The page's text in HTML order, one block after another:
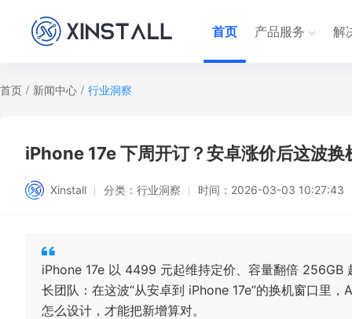
首页 产品服务 解
首页 / 新闻中心 / 行业洞察
iPhone 17e 下周开订？安卓涨价后这波
Xinstall 分类： 行业洞察 时间： 2026-03-03 10:27:43
iPhone 17e 以 4499 元起维持定价、容量翻倍 256GB
长团队：在这波“从安卓到 iPhone 17e”的换机窗口里
怎么设计，才能把新增算对。